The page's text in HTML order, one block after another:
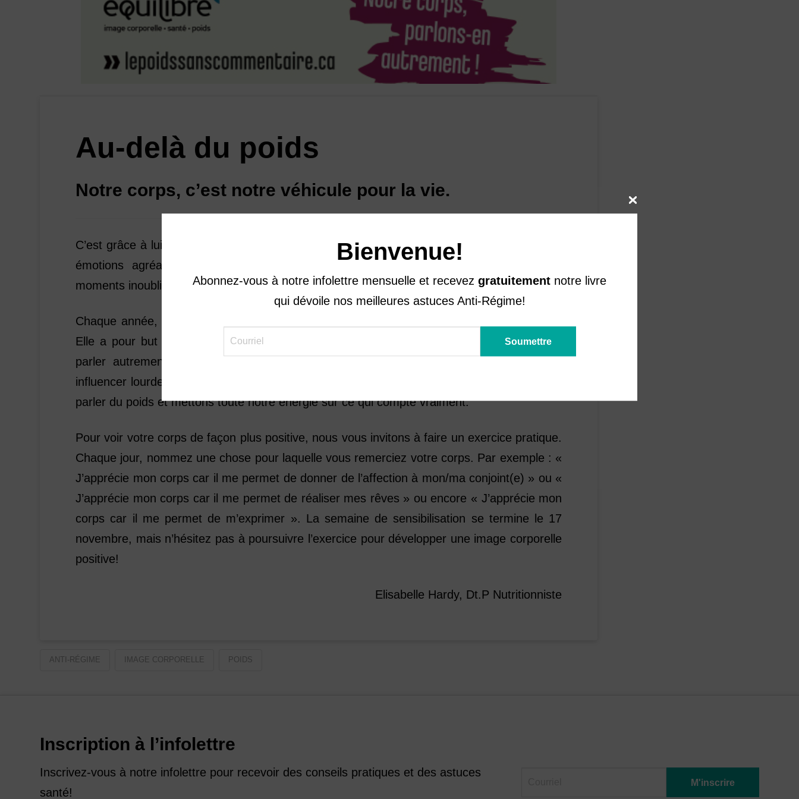
Au-delà du poids
Notre corps, c’est notre véhicule pour la vie.
C’est grâce à lui que nous pouvons interagir avec les gens que nous aimons, ressentir des
émotions agréables, pratiquer notre passion, rire, bouger, voyager, bref… vivre des
moments inoubliables, petits et grands!
Chaque année, l’organisme Équilibre lance la semaine « Le poids? Sans commentaire! ».
Elle a pour but d’aider les gens à développer une image corporelle saine, c’est-à-dire de
parler autrement de leur corps et d’éviter les commentaires sur le poids qui peuvent
influencer lourdement l’estime de soi. Que l’on parle de soi-même ou des autres, évitons de
parler du poids et mettons toute notre énergie sur ce qui compte vraiment.
Pour voir votre corps de façon plus positive, nous vous invitons à faire un exercice pratique.
Chaque jour, nommez une chose pour laquelle vous remerciez votre corps. Par exemple : «
J’apprécie mon corps car il me permet de donner de l’affection à mon/ma conjoint(e) » ou «
J’apprécie mon corps car il me permet de réaliser mes rêves » ou encore « J’apprécie mon
corps car il me permet de m’exprimer ». La semaine de sensibilisation se termine le 17
novembre, mais n’hésitez pas à poursuivre l’exercice pour développer une image corporelle
positive!
Elisabelle Hardy, Dt.P Nutritionniste
ANTI-RÉGIME IMAGE CORPORELLE POIDS
Inscription à l’infolettre
Inscrivez-vous à notre infolettre pour recevoir des conseils pratiques et des astuces
santé!
Bienvenue!
Abonnez-vous à notre infolettre mensuelle et recevez gratuitement notre livre
qui dévoile nos meilleures astuces Anti-Régime!